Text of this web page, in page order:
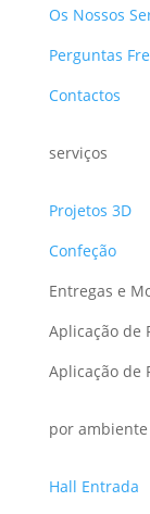
Os Nossos
Perguntas
Contactos
serviços
Projetos 3D
Confeção
Entregas e
Aplicação de
Aplicação de
por ambiente
Hall Entrada